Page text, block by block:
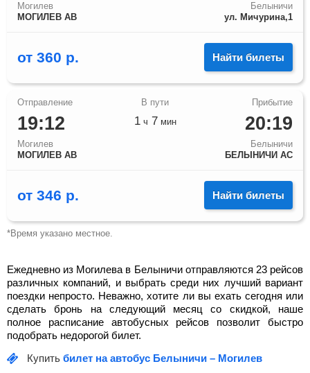
Могилев
МОГИЛЕВ АВ
Белыничи
ул. Мичурина,1
от 360 р. Найти билеты
19:12
Могилев
МОГИЛЕВ АВ
20:19
Белыничи
БЕЛЫНИЧИ АС
1ч 7 мин
от 346 р. Найти билеты
*Время указано местное.
Ежедневно из Могилева в Белыничи отправляются 23 рейсов
различных компаний, и выбрать среди них лучший вариант
поездки непросто. Неважно, хотите ли вы ехать сегодня или
сделать бронь на следующий месяц со скидкой, наше
полное расписание автобусных рейсов позволит быстро
подобрать недорогой билет.
Купить билет на автобус Белыничи – Могилев